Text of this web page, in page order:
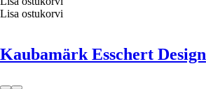
Lisa ostukorvi
Kaubamärk Esschert Design